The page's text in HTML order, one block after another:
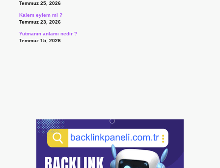
Temmuz 25, 2026
Kalem eylem mi ?
Temmuz 23, 2026
Yutmanın anlamı nedir ?
Temmuz 15, 2026